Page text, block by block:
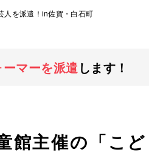
人を派遣！in佐賀・白石町
ーマーを派遣 します！
館主催の「こ